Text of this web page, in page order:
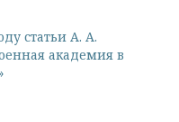
статьи А. А.
академия в